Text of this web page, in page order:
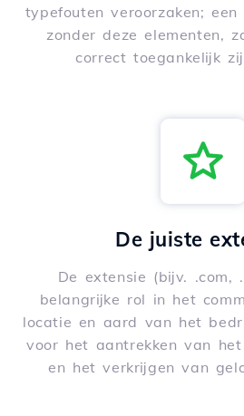
typefouten veroorzaken; een
zonder deze elementen,
correct toegankelijk
De juiste
De extensie (bijv. .com,
belangrijke rol in het
locatie en aard van het
voor het aantrekken van
en het verkrijgen van